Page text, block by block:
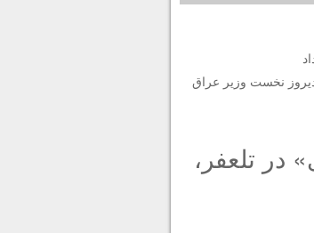
دیروز نخست وزیر عراق
در تلعفر،